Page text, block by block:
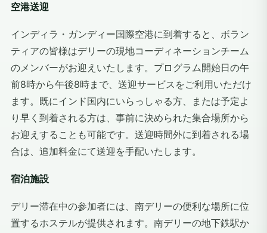
空港送迎
インディラ・ガンディー国際空港に到着すると、ボラン
ティアの皆様はデリーの現地コーディネーションチーム
のメンバーがお迎えいたします。プログラム開始日の午
前8時から午後8時まで、送迎サービスをご利用いただけ
ます。既にインド国内にいらっしゃる方、または予定よ
り早く到着される方は、事前に決められた集合場所から
お迎えすることも可能です。送迎時間外に到着される場
合は、追加料金にて送迎を手配いたします。
宿泊施設
デリー滞在中の参加者には、南デリーの便利な場所に位
置するホステルが提供されます。南デリーの地下鉄駅か